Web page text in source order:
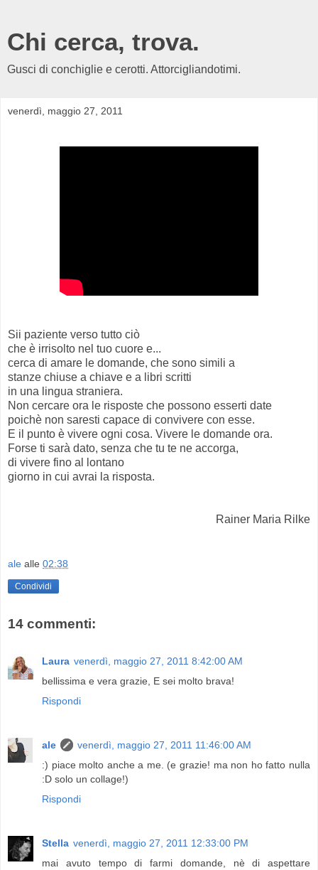
Chi cerca, trova.
Gusci di conchiglie e cerotti. Attorcigliandotimi.
venerdì, maggio 27, 2011
Sii paziente verso tutto ciò
che è irrisolto nel tuo cuore e...
cerca di amare le domande, che sono simili a
stanze chiuse a chiave e a libri scritti
in una lingua straniera.
Non cercare ora le risposte che possono esserti date
poichè non saresti capace di convivere con esse.
E il punto è vivere ogni cosa. Vivere le domande ora.
Forse ti sarà dato, senza che tu te ne accorga,
di vivere fino al lontano
giorno in cui avrai la risposta.
Rainer Maria Rilke
ale alle 02:38
Condividi
14 commenti:
Laura venerdì, maggio 27, 2011 8:42:00 AM
bellissima e vera grazie, E sei molto brava!
Rispondi
ale
venerdì, maggio 27, 2011 11:46:00 AM
:) piace molto anche a me. (e grazie! ma non ho fatto nulla
:D solo un collage!)
Rispondi
Stella venerdì, maggio 27, 2011 12:33:00 PM
mai avuto tempo di farmi domande, nè di aspettare